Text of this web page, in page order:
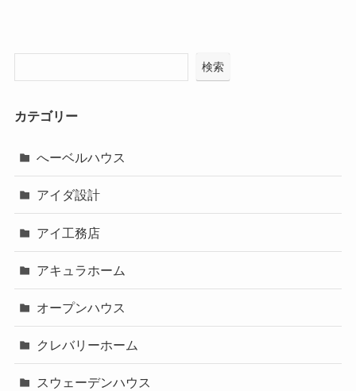
検索
カテゴリー
へーベルハウス
アイダ設計
アイ工務店
アキュラホーム
オープンハウス
クレバリーホーム
スウェーデンハウス